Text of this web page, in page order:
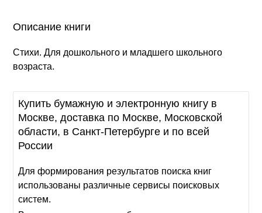
Описание книги
Стихи. Для дошкольного и младшего школьного
возраста.
Купить бумажную и электронную книгу в
Москве, доставка по Москве, Московской
области, в Санкт-Петербурге и по всей
России
Для формирования результатов поиска книг
использованы различные сервисы поисковых
систем.